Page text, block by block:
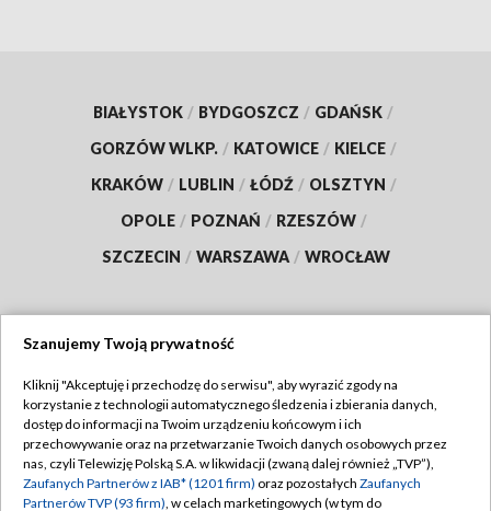
BIAŁYSTOK / BYDGOSZCZ / GDAŃSK /
GORZÓW WLKP. / KATOWICE / KIELCE /
KRAKÓW / LUBLIN / ŁÓDŹ / OLSZTYN /
OPOLE / POZNAŃ / RZESZÓW /
SZCZECIN / WARSZAWA / WROCŁAW
TVP
Abonament TVP
Emisja w TVP
Regulamin TVP
Polityka prywatności
Szanujemy Twoją prywatność
Kliknij "Akceptuję i przechodzę do serwisu", aby wyrazić zgody na
korzystanie z technologii automatycznego śledzenia i zbierania danych,
dostęp do informacji na Twoim urządzeniu końcowym i ich
przechowywanie oraz na przetwarzanie Twoich danych osobowych przez
nas, czyli Telewizję Polską S.A. w likwidacji (zwaną dalej również „TVP”),
Zaufanych Partnerów z IAB* (1201 firm) oraz pozostałych Zaufanych
Partnerów TVP (93 firm), w celach marketingowych (w tym do